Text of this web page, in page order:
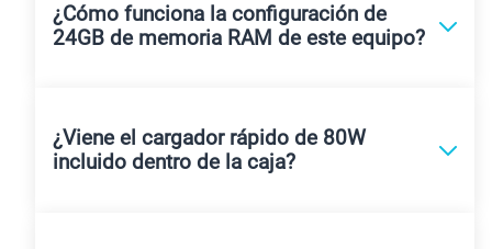
¿Cómo funciona la configuración de
24GB de memoria RAM de este equipo?
¿Viene el cargador rápido de 80W
incluido dentro de la caja?